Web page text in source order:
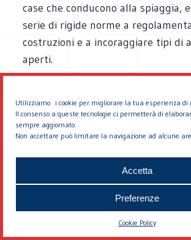
Utilizziamo i cookie per migliorare la tua esperienza di
Il consenso a queste tecnologie ci permetterà di
sempre aggiornato.
Non accettare può limitare la navigazione ad alcune
Accetta
Preferenze
Cookie Policy
case che conducono alla spiaggia,
serie di rigide norme a
costruzioni e a incoraggiare tipi di
aperti.
case singole tradizionali e piccoli
appartamenti su singoli lotti. A
l’insediamento, una serie di norme
che coprono vari elementi, dalla
carrabili e i garages vengono tolti
stradale, introducendo un sistema
d’accesso sul retro. Non ci sono